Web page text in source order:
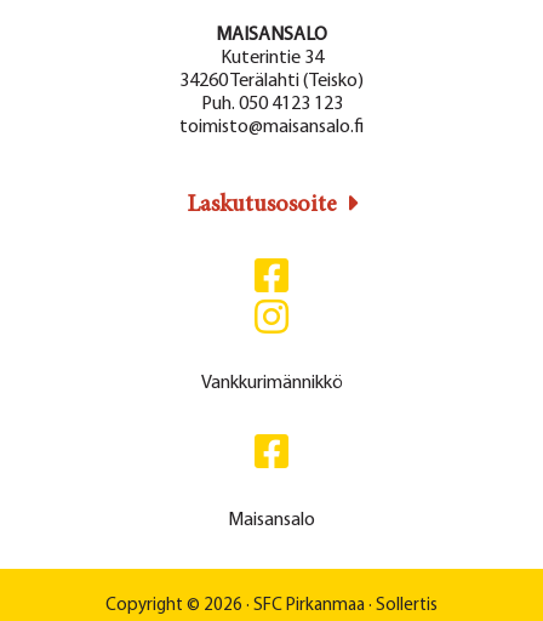
MAISANSALO
Kuterintie 34
34260 Terälahti (Teisko)
Puh. 050 4123 123
toimisto@maisansalo.fi
Laskutusosoite
Vankkurimännikkö
Maisansalo
Copyright © 2026 · SFC Pirkanmaa · Sollertis